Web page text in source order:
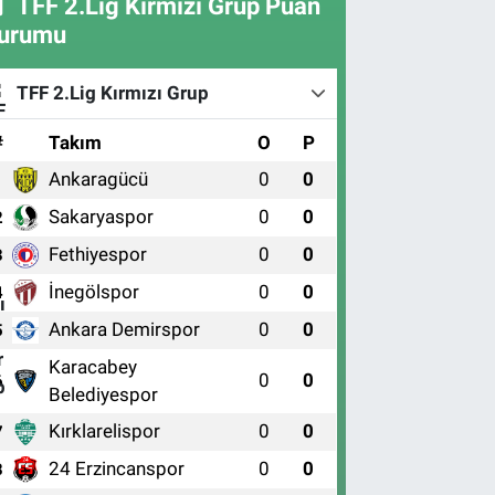
TFF 2.Lig Kırmızı Grup Puan
TFF 2.Lig Kırmızı Grup
Takım O P
Ankaragücü 0 0
Sakaryaspor 0 0
Fethiyespor 0 0
İnegölspor 0 0
Ankara Demirspor 0 0
Karacabey
Belediyespor
0 0
Kırklarelispor 0 0
24 Erzincanspor 0
0